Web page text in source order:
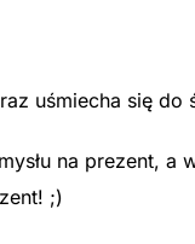
uśmiecha się do
na prezent, a
;)